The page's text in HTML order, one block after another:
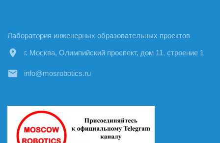
Лаборатория инженерных образовательных проектов
location_on г. Москва, Олимпийский проспект, дом 11, строение 1
email info@mosrobotics.ru